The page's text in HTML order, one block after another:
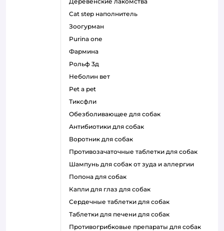
cat step наполнитель
зоогурман
purina one
фармина
рольф 3д
неболин вет
pet a pet
тиксфли
обезболивающее для собак
антибиотики для собак
воротник для собак
противозачаточные таблетки для собак
шампунь для собак от зуда и аллергии
попона для собак
капли для глаз для собак
сердечные таблетки для собак
таблетки для печени для собак
противогрибковые препараты для собак